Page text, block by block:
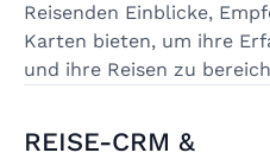
Reisenden Einblicke,
Karten bieten, um ihre
und ihre Reisen zu
REISE-CRM &